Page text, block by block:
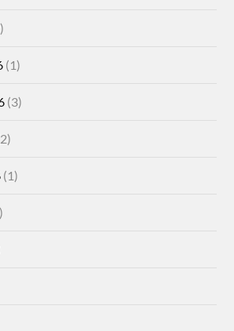
(1)
(3)
(1)